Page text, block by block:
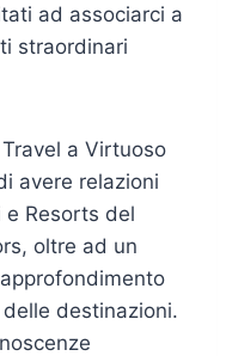
ad associarci a
straordinari
a Virtuoso
avere relazioni
Resorts del
oltre ad un
destinazioni.